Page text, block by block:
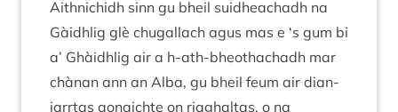
Aith­nichidh sinn gu bheil suid­heachadh na
Gàidh­lig glè chugal­lach agus mas e ‘s gum bi
a’ Ghàidh­lig air a h‑ath-bheothachadh mar
chàn­an ann an Alba, gu bheil feum air dian-
iar­rtas aon­aichte on riaghaltas, o na